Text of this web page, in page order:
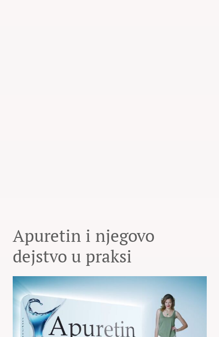
Apuretin i njegovo
dejstvo u praksi